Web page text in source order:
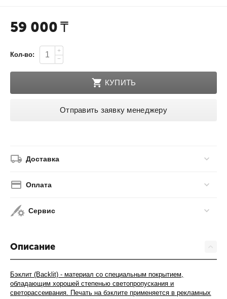
59 000₸
Кол-во:
+
−
КУПИТЬ
Отправить заявку менеджеру
Доставка
Оплата
Сервис
Описание
Бэклит (Backlit) - материал со специальным покрытием,
обладающим хорошей степенью светопропускания и
светорассеивания. Печать на бэклите применяется в рекламных